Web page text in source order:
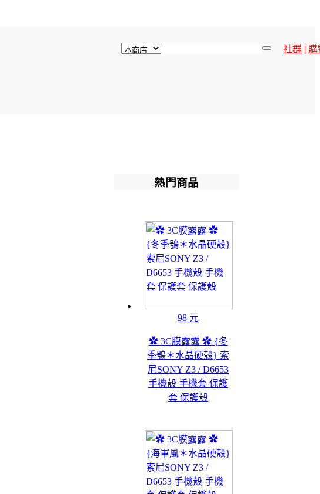
社群 | 購
熱門商品
98 元
✿ 3C膜露露 ✿ {冬
季鴞＊水晶硬殼} 索
尼SONY Z3 / D6653
手機殼 手機套 保護
套 保護殼